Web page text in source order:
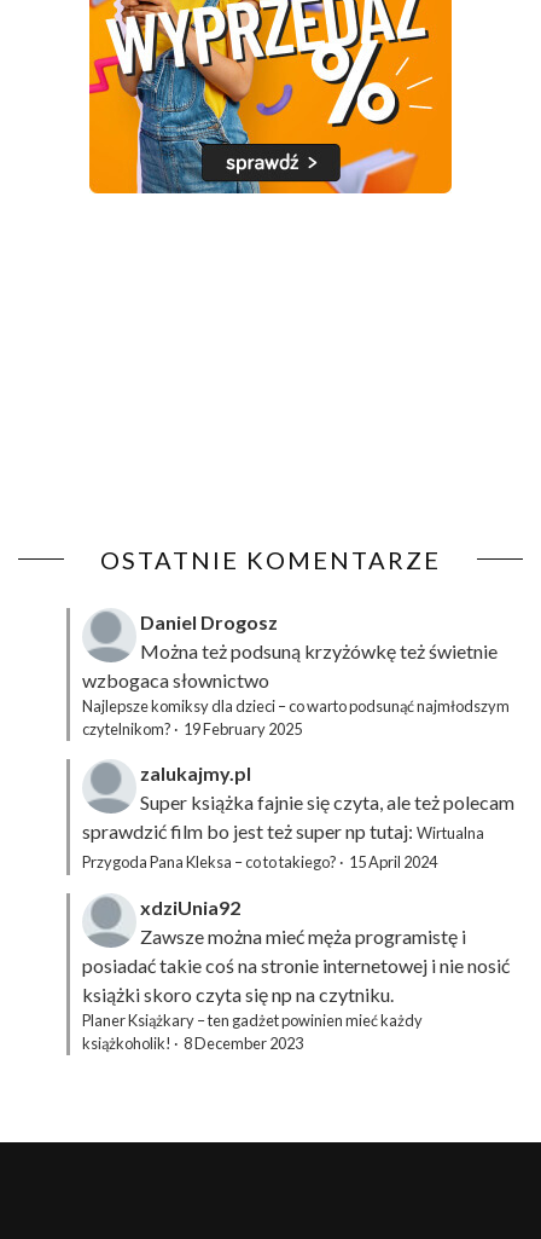
OSTATNIE KOMENTARZE
Daniel Drogosz
Można też podsuną krzyżówkęteż świetnie
wzbogaca słownictwo
Najlepsze komiksy dla dzieci – co warto podsunąć najmłodszym
czytelnikom? · 19 February 2025
zalukajmy.pl
Super książka fajnie się czyta, ale też polecam
sprawdzić film bo jest też super np tutaj: Wirtualna
Przygoda Pana Kleksa – co to takiego? · 15 April 2024
xdziUnia92
Zawsze można mieć męża programistę i
posiadać takie coś na stronie internetowej i nie nosić
książki skoro czyta się np na czytniku.
Planer Książkary – ten gadżet powinien mieć każdy
książkoholik! · 8 December 2023